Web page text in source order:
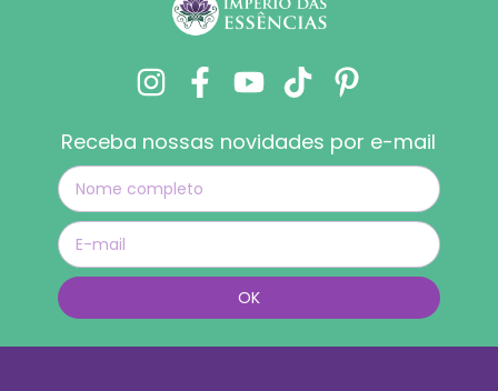
Receba nossas novidades por e-mail